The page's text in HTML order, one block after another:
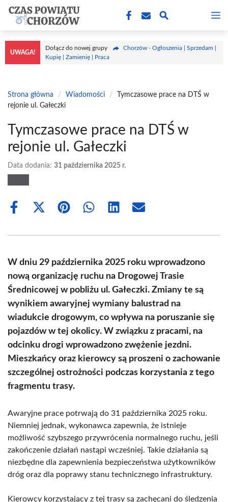
Przejdź
treści
UWAGA!
Dołącz do nowej grupy
Chorzów - Ogłoszenia | Sprzedam |
Kupię | Zamienię | Praca
Strona główna / Wiadomości /
Tymczasowe prace na DTŚ w
rejonie ul. Gałeczki
Tymczasowe prace na DTŚ w
rejonie ul. Gałeczki
Data dodania: 31 października 2025 r.
Share
Share
(Twitter)
Share Share Share Share
W dniu 29 października 2025 roku wprowadzono
nową organizację ruchu na Drogowej Trasie
Średnicowej w pobliżu ul. Gałeczki. Zmiany te są
wynikiem awaryjnej wymiany balustrad na
wiadukcie drogowym, co wpływa na poruszanie się
pojazdów w tej okolicy. W związku z pracami, na
odcinku drogi wprowadzono zwężenie jezdni.
Mieszkańcy oraz kierowcy są proszeni o zachowanie
szczególnej ostrożności podczas korzystania z tego
fragmentu trasy.
Awaryjne prace potrwają do 31 października 2025 roku.
Niemniej jednak, wykonawca zapewnia, że istnieje
możliwość szybszego przywrócenia normalnego ruchu, jeśli
zakończenie działań nastąpi wcześniej. Takie działania są
niezbędne dla zapewnienia bezpieczeństwa użytkowników
dróg oraz dla poprawy stanu technicznego infrastruktury.
Kierowcy korzystający z tej trasy są zachęcani do śledzenia